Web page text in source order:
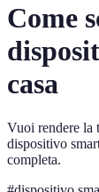
Come
casa
Vuoi rendere la
dispositivo
completa.